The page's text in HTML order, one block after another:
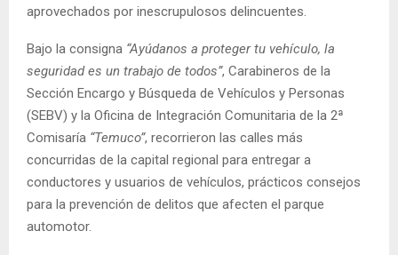
aprovechados por inescrupulosos delincuentes.
Bajo la consigna “Ayúdanos a proteger tu vehículo, la
seguridad es un trabajo de todos”, Carabineros de la
Sección Encargo y Búsqueda de Vehículos y Personas
(SEBV) y la Oficina de Integración Comunitaria de la 2ª
Comisaría “Temuco”, recorrieron las calles más
concurridas de la capital regional para entregar a
conductores y usuarios de vehículos, prácticos consejos
para la prevención de delitos que afecten el parque
automotor.